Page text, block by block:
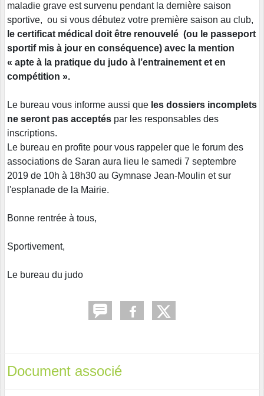
maladie grave est survenu pendant la dernière saison
sportive, ou si vous débutez votre première saison au club,
le certificat médical doit être renouvelé (ou le passeport
sportif mis à jour en conséquence) avec la mention
« apte à la pratique du judo à l’entrainement et en
compétition ».
Le bureau vous informe aussi que les dossiers incomplets
ne seront pas acceptés par les responsables des
inscriptions.
Le bureau en profite pour vous rappeler que le forum des
associations de Saran aura lieu le samedi 7 septembre
2019 de 10h à 18h30 au Gymnase Jean-Moulin et sur
l'esplanade de la Mairie.
Bonne rentrée à tous,
Sportivement,
Le bureau du judo
Document associé